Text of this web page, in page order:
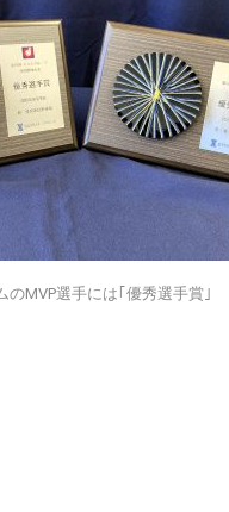
のMVP選手には｢優秀選手賞｣